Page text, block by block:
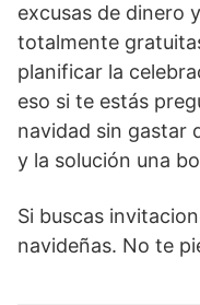
excusas de dinero
totalmente
planificar la
eso si te estás
navidad sin gastar
y la solución una
Si buscas
navideñas. No te